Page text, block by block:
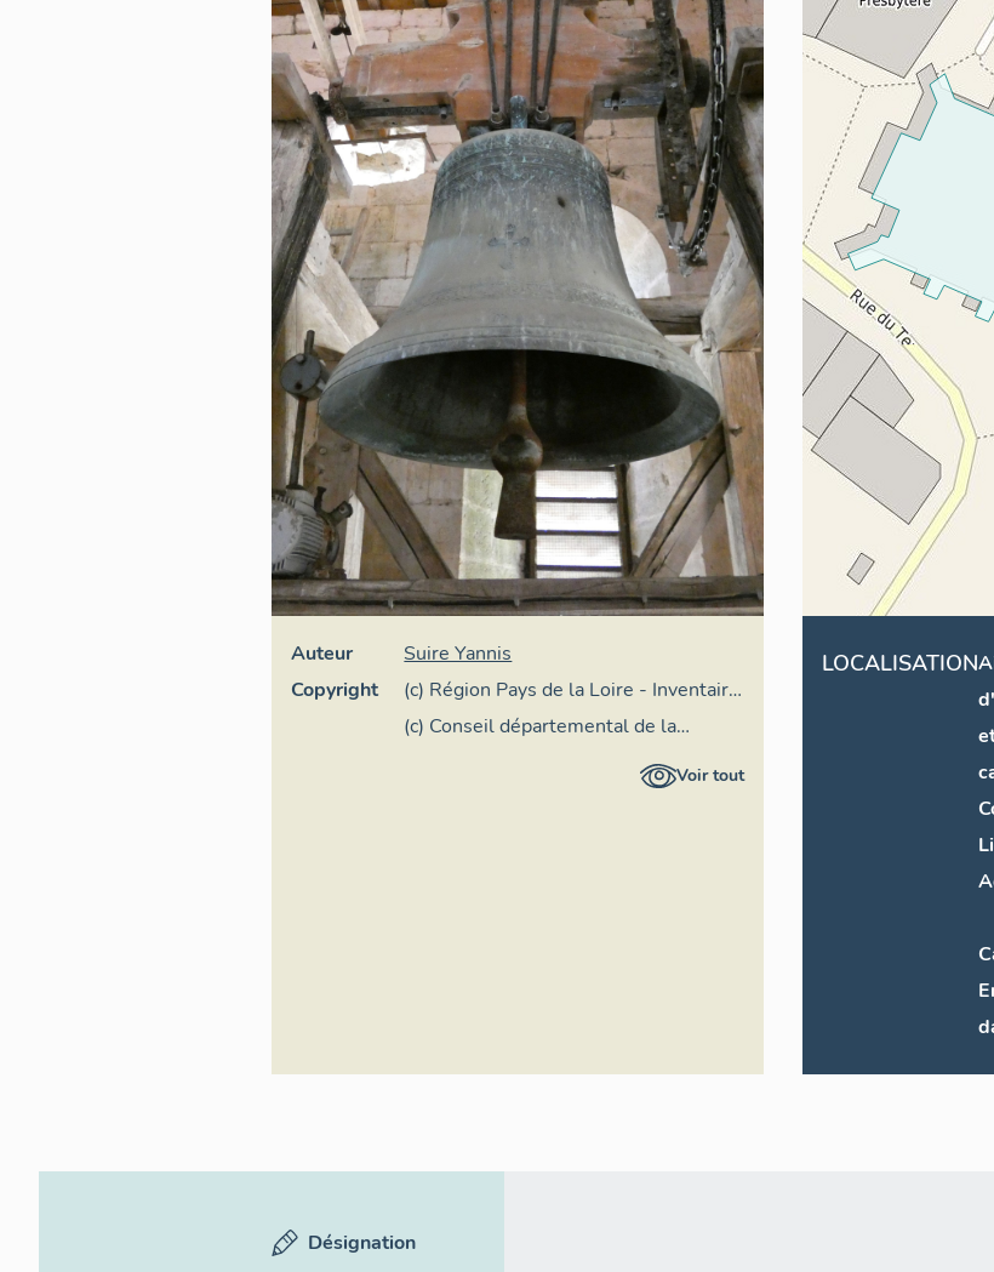
Auteur
Suire Yannis
Copyright
(c) Région Pays de la Loire - Inventaire
général
(c) Conseil départemental de la
Voir tout
LOCALISATION
Désignation